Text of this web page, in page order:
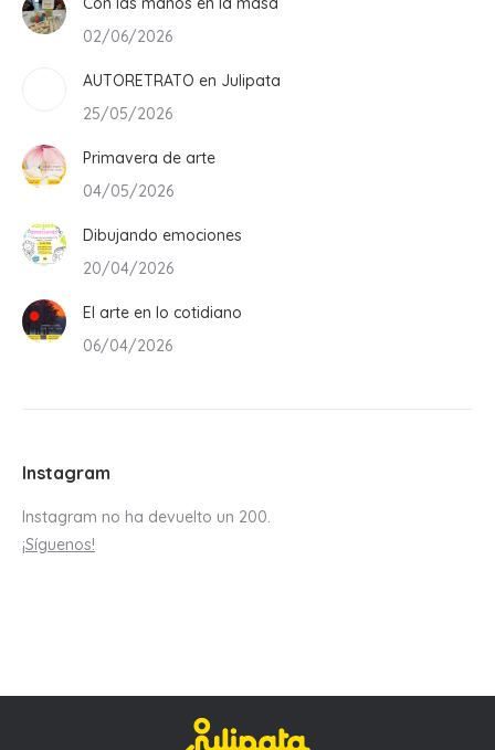
02/06/2026
AUTORETRATO en Julipata
25/05/2026
Primavera de arte
04/05/2026
Dibujando emociones
20/04/2026
El arte en lo cotidiano
06/04/2026
Instagram
Instagram no ha devuelto un 200.
¡Síguenos!